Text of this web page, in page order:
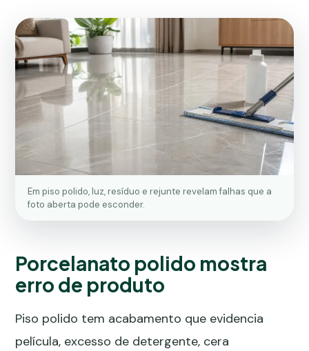
Em piso polido, luz, resíduo e rejunte revelam falhas que a
foto aberta pode esconder.
Porcelanato polido mostra
erro de produto
Piso polido tem acabamento que evidencia
película, excesso de detergente, cera